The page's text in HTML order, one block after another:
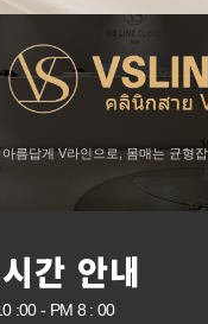
름답게 V라인으로, 몸매는 균형
간 안내
:00 - PM 8 : 00